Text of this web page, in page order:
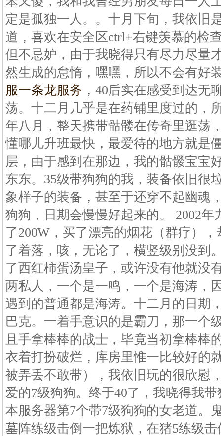
定是孤独一人。。十月下旬，我依旧
道，喜欢在安全区ctrl+右键羡慕的检
但不忌妒，由于我晓得只有尽力尽量
然生成的怠惰，嘿嘿，所以不会有好
服一条龙服务 ，40后实在感受到达无
荡。十二月几乎是在药铺里度过的，
年八月，整天携带骷髅在传奇里逛荡
懂哪儿升班最快，最爱待的地方就是
层，由于感到在那边，我的骷髅宝宝
东东。35级带狗狗的我，装备依旧很
象样子的装备，甚至于还穿不起幽魂
狗狗，日期会慢慢好起来的。 2002
了200W，买了漂亮的烟花（群疗）
了着落，咳，无论了，横竖级别没到
了西红柿蛋汤皇子，或许没有他就没
两私人，一个是一鸣，一个是海涛，
遇到的普通都是海涛。十二月的日期
巴克。一着手意识的是霸刀，那一个
且手拿棒棒的战士，毕竟当初拿棒棒
衣着打扮破烂，库房里惟一比较好的
被弄丢不敢带），我依旧玩的很欣慰
爱的7级狗狗。终于40了，我晓得我
本服务器第7个带7级狗狗的女老道。
墓阵练级击倒一把炼狱，在猪5练级